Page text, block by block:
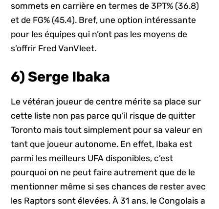
sommets en carrière en termes de 3PT% (36.8)
et de FG% (45.4). Bref, une option intéressante
pour les équipes qui n’ont pas les moyens de
s’offrir Fred VanVleet.
6) Serge Ibaka
Le vétéran joueur de centre mérite sa place sur
cette liste non pas parce qu’il risque de quitter
Toronto mais tout simplement pour sa valeur en
tant que joueur autonome. En effet, Ibaka est
parmi les meilleurs UFA disponibles, c’est
pourquoi on ne peut faire autrement que de le
mentionner même si ses chances de rester avec
les Raptors sont élevées. À 31 ans, le Congolais a